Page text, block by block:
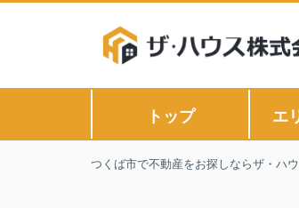
トップ エ
つくば市で不動産をお探しならザ・ハ